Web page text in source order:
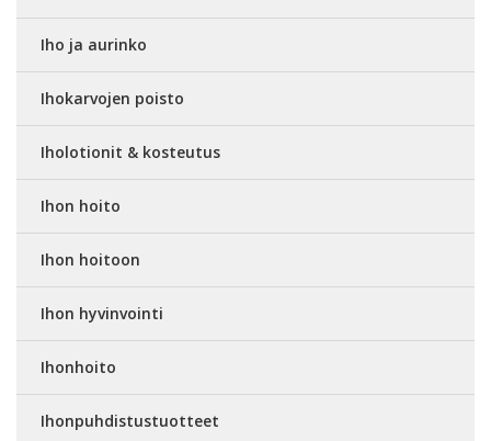
Iho ja aurinko
Ihokarvojen poisto
Iholotionit & kosteutus
Ihon hoito
Ihon hoitoon
Ihon hyvinvointi
Ihonhoito
Ihonpuhdistustuotteet